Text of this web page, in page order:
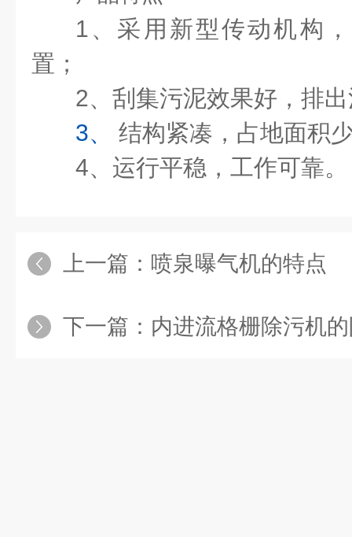
1、采用新型传动机构
置；
2、刮集污泥效果好，排
3、
结构紧凑，占地面积
4、运行平稳，工作可靠。
上一篇： 喷泉曝气机的特点
下一篇： 内进流格栅除污机